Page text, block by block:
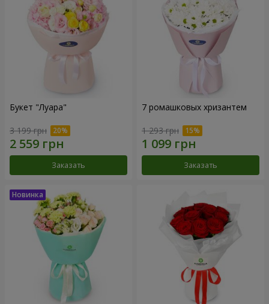
Букет "Луара"
3 199 грн
Заказать
7 ромашковых хризантем
1 293 грн
Заказать